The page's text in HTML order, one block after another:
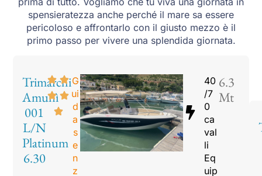
spensieratezza anche perché il mare sa essere
pericoloso e affrontarlo con il giusto mezzo è il
primo passo per vivere una splendida giornata.
Trimarchi
Amunì
001
L/N
Platinum
6.30
G
ui
d
a
s
e
n
z
40
/7
0
ca
val
li
Eq
uip
6.3
Mt